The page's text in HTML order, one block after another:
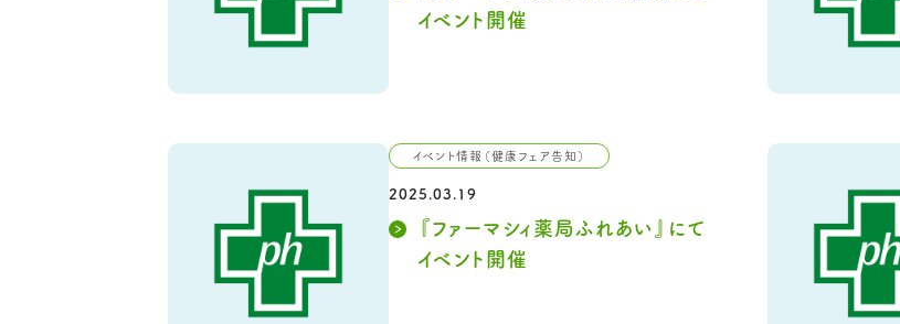
イベント開催
イベント情報（健康フェア告知）
2025.03.19
『ファーマシィ薬局ふれあい』にて
イベント開催